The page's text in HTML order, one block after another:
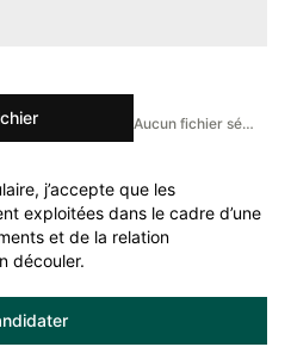
Aucun fichier sélectionné
j’accepte que les
exploitées dans le cadre d’une
et de la relation
découler.